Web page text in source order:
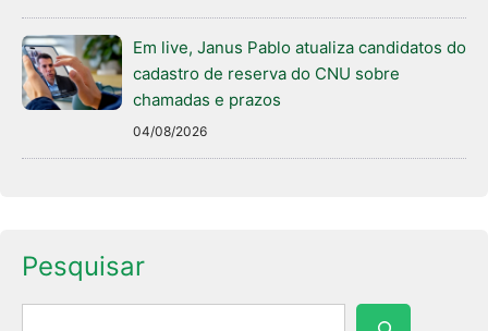
Em live, Janus Pablo atualiza candidatos do
cadastro de reserva do CNU sobre
chamadas e prazos
04/08/2026
Pesquisar